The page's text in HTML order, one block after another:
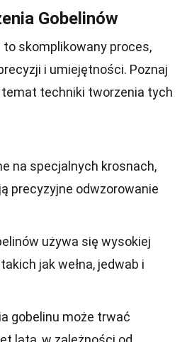
Gobelinów
skomplikowany proces,
i umiejętności. Poznaj
techniki tworzenia tych
na specjalnych krosnach,
precyzyjne odwzorowanie
używa się wysokiej
jak wełna, jedwab i
gobelinu może trwać